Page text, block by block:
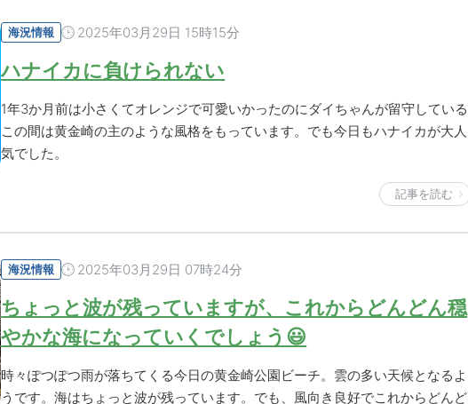
海況情報 2025年03月29日 15時15分
ハナイカに負けられない
1年3か月前は小さくてオレンジで可愛いかったのにダイちゃんが留守している
この間は黄金崎の主のような風格をもっています。でも今日もハナイカが大人
気でした。
記事を読む
海況情報 2025年03月29日 07時24分
ちょっと波が残っていますが、これからどんどん穏
やかな海になっていくでしょう😃
時々ぽつぽつ雨が落ちてくる今日の黄金崎公園ビーチ。雲の多い天候となるよ
うです。海はちょっと波が残っています。でも、風向き良好でこれからどんど